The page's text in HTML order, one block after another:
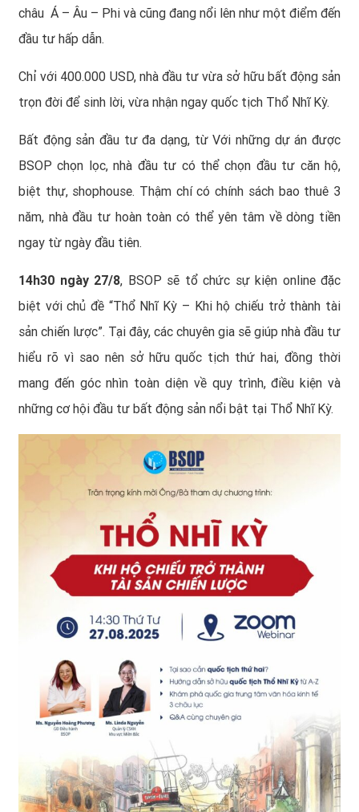
châu Á – Âu – Phi và cũng đang nổi lên như một điểm đến
đầu tư hấp dẫn.
Chỉ với 400.000 USD, nhà đầu tư vừa sở hữu bất động sản
trọn đời để sinh lời, vừa nhận ngay quốc tịch Thổ Nhĩ Kỳ.
Bất động sản đầu tư đa dạng, từ Với những dự án được
BSOP chọn lọc, nhà đầu tư có thể chọn đầu tư căn hộ,
biệt thự, shophouse. Thậm chí có chính sách bao thuê 3
năm, nhà đầu tư hoàn toàn có thể yên tâm về dòng tiền
ngay từ ngày đầu tiên.
14h30 ngày 27/8, BSOP sẽ tổ chức sự kiện online đặc
biệt với chủ đề “Thổ Nhĩ Kỳ – Khi hộ chiếu trở thành tài
sản chiến lược”. Tại đây, các chuyên gia sẽ giúp nhà đầu tư
hiểu rõ vì sao nên sở hữu quốc tịch thứ hai, đồng thời
mang đến góc nhìn toàn diện về quy trình, điều kiện và
những cơ hội đầu tư bất động sản nổi bật tại Thổ Nhĩ Kỳ.